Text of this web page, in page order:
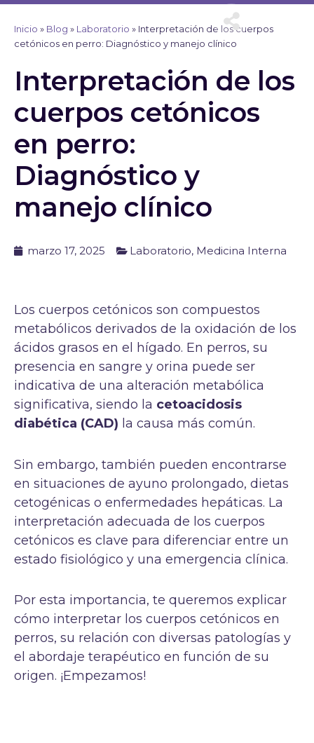
Ir
contenido
Inicio » Blog » Laboratorio » Interpretación de los cuerpos
cetónicos en perro: Diagnóstico y manejo clínico
Interpretación de los
cuerpos cetónicos
en perro:
Diagnóstico y
manejo clínico
marzo 17, 2025 Laboratorio, Medicina Interna
Los cuerpos cetónicos son compuestos
metabólicos derivados de la oxidación de los
ácidos grasos en el hígado. En perros, su
presencia en sangre y orina puede ser
indicativa de una alteración metabólica
significativa, siendo la cetoacidosis
diabética (CAD) la causa más común.
Sin embargo, también pueden encontrarse
en situaciones de ayuno prolongado, dietas
cetogénicas o enfermedades hepáticas. La
interpretación adecuada de los cuerpos
cetónicos es clave para diferenciar entre un
estado fisiológico y una emergencia clínica.
Por esta importancia, te queremos explicar
cómo interpretar los cuerpos cetónicos en
perros, su relación con diversas patologías y
el abordaje terapéutico en función de su
origen. ¡Empezamos!